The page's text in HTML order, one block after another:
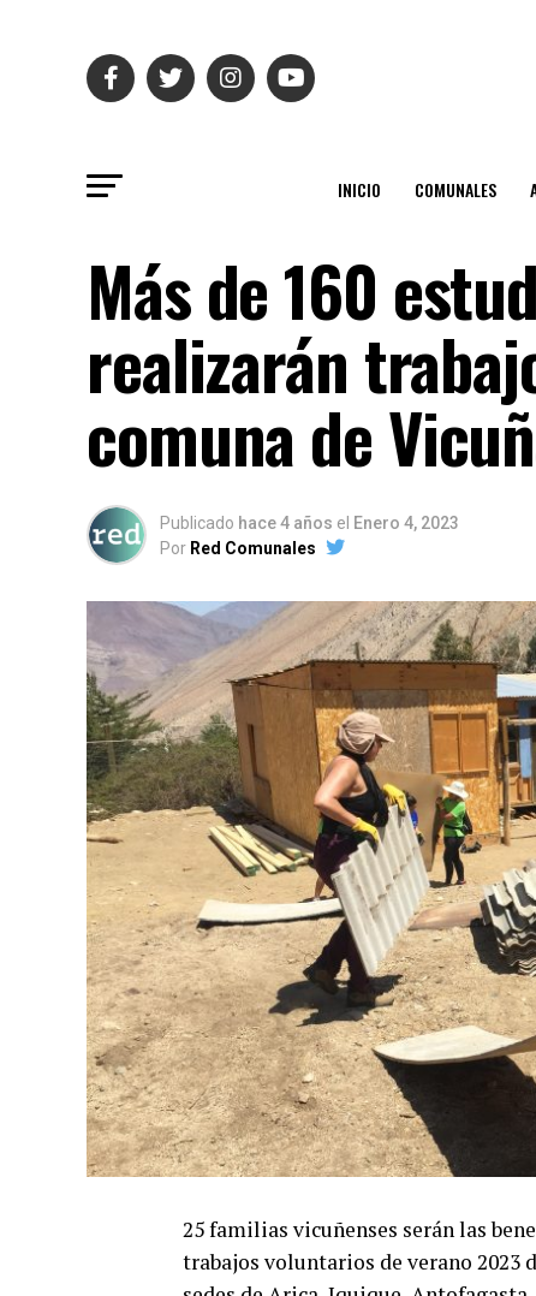
INICIO COMUNALES
Más de 160
realizarán
comuna de
Publicado hace 4 años el Enero 4, 2023
Por Red Comunales
25 familias vicuñenses serán las
trabajos voluntarios de verano 2023